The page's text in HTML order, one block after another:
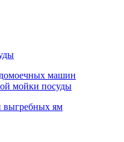
машин
мойки посуды
выгребных ям